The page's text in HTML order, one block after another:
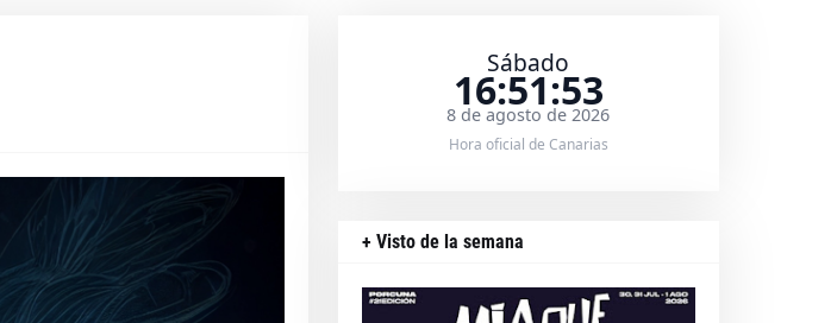
Sábado
16:51:54
8 de agosto de 2026
Hora oficial de Canarias
+ Visto de la semana